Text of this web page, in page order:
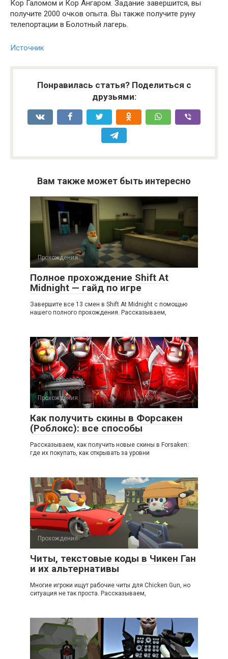
Кор Галомом и Кор Ангаром. Задание завершится, вы
получите 2000 очков опыта. Вы также получите руну
телепортации в Болотный лагерь.
Источник
Понравилась статья? Поделиться с
друзьями:
Вам также может быть интересно
Прохождения
Полное прохождение Shift At
Midnight — гайд по игре
Завершите все 13 смен в Shift At Midnight с помощью
нашего полного прохождения. Рассказываем,
Прохождения
Как получить скины в Форсакен
(Роблокс): все способы
Рассказываем, как получить новые скины в Forsaken:
где их покупать, как открывать за уровни
Прохождения
Читы, текстовые коды в Чикен Ган
и их альтернативы
Многие игроки ищут рабочие читы для Chicken Gun, но
ситуация не так проста. Рассказываем,